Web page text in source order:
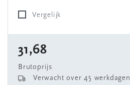
Vergelijk
31,68
Brutoprijs
Verwacht over 45 werkdagen